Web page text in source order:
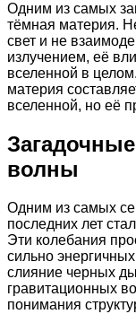
Одним из самых
тёмная материя.
свет и не
излучением, её
вселенной в
материя
вселенной, но её
волны
Одним из самых
последних лет
Эти колебания
сильно
слияние черных
гравитационных
понимания